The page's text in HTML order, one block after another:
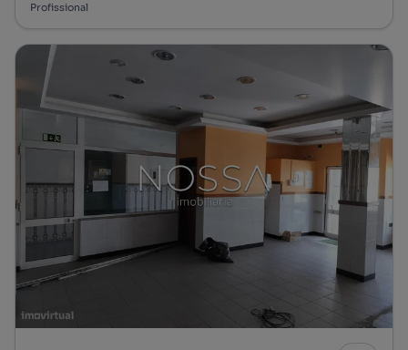
Profissional